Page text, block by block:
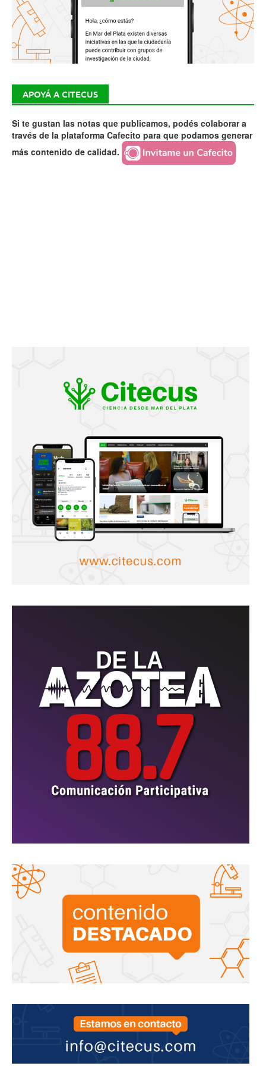
APOYÁ A CITECUS
Si te gustan las notas que publicamos, podés colaborar a
través de la plataforma Cafecito para que podamos generar
más contenido de calidad.